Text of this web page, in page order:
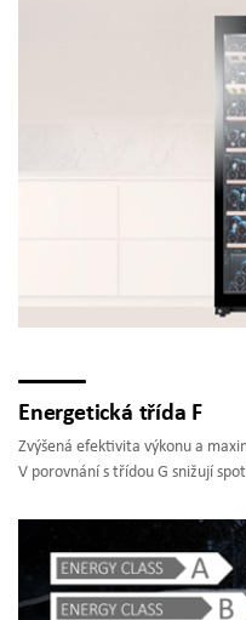
Energetická třída F
Zvýšená efektivita výkonu a
V porovnání s třídou G snižují